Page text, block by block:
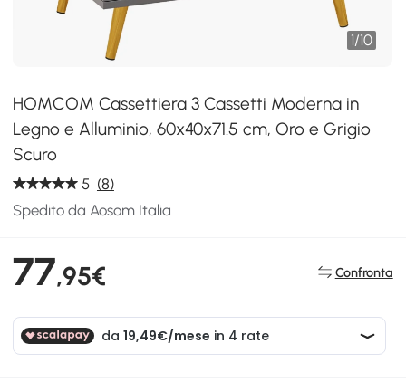
1/10
HOMCOM Cassettiera 3 Cassetti Moderna in
Legno e Alluminio, 60x40x71.5 cm, Oro e Grigio
Scuro
5 (8)
Spedito da Aosom Italia
77,95€ Confronta